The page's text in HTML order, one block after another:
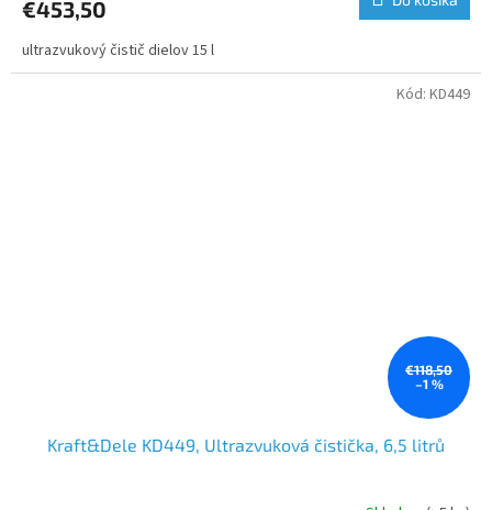
€453,50
ultrazvukový čistič dielov 15 l
€118,50
–1 %
Kraft&Dele KD449, Ultrazvuková čistička, 6,5 litrů
Kód: KD449